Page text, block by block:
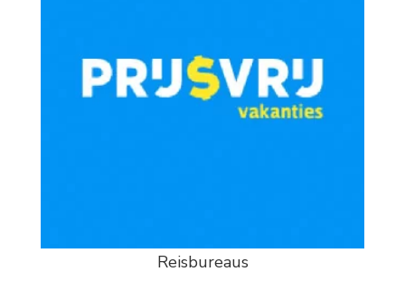
Reisbureaus